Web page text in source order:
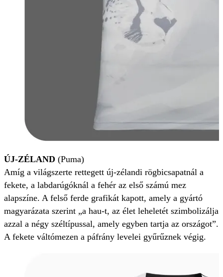
ÚJ-ZÉLAND (Puma)
Amíg a világszerte rettegett új-zélandi rögbicsapatnál a
fekete, a labdarúgóknál a fehér az első számú mez
alapszíne. A felső ferde grafikát kapott, amely a gyártó
magyarázata szerint „a hau-t, az élet leheletét szimbolizálja
azzal a négy széltípussal, amely egyben tartja az országot”.
A fekete váltómezen a páfrány levelei gyűrűznek végig.